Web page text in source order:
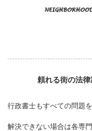
頼れる街の法律
行政書士もすべての問題
解決できない場合は各専